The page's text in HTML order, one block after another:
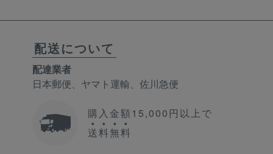
配送について
配達業者
日本郵便、ヤマト運輸、佐川急便
購入金額15,000円以上で
送料無料